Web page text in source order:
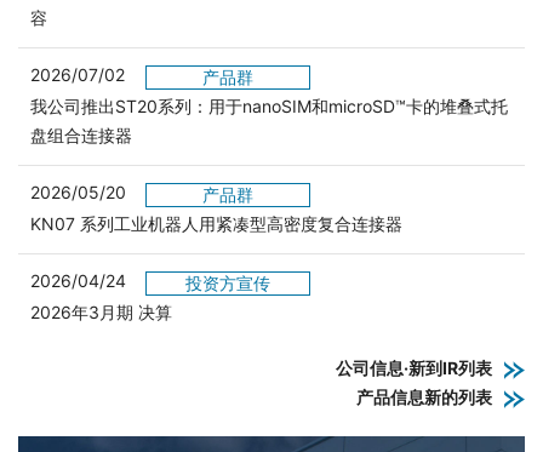
容
2026/07/02
产品群
我公司推出ST20系列：用于nanoSIM和microSD™卡的堆叠式托
盘组合连接器
2026/05/20
产品群
KN07 系列工业机器人用紧凑型高密度复合连接器
2026/04/24
投资方宣传
2026年3月期 决算
公司信息·新到IR列表
产品信息新的列表